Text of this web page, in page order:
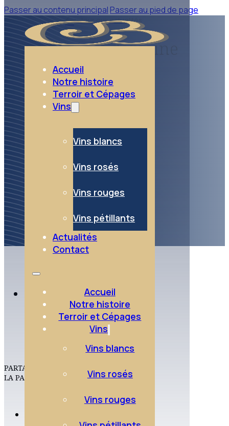
Passer au contenu principal Passer au pied de page
Accueil
Notre histoire
Terroir et Cépages
Vins
Vins blancs
Vins rosés
Vins rouges
Vins pétillants
Actualités
Contact
Accueil
Notre histoire
Terroir et Cépages
Vins
Vins blancs
Vins rosés
Vins rouges
retour aux actualités
L'actualité du domaine
DATE DE
PUBLICATION 11
février
PARTAGER
LA PAGE